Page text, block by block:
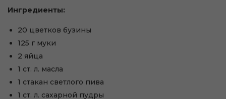
Ингредиенты:
20 цветков бузины
125 г муки
2 яйца
1 ст. л. масла
1 стакан светлого пива
1 ст. л. сахарной пудры